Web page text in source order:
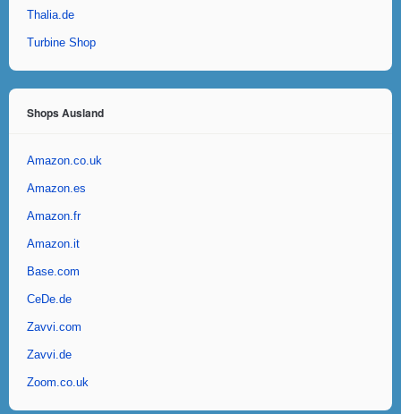
Thalia.de
Turbine Shop
Shops Ausland
Amazon.co.uk
Amazon.es
Amazon.fr
Amazon.it
Base.com
CeDe.de
Zavvi.com
Zavvi.de
Zoom.co.uk